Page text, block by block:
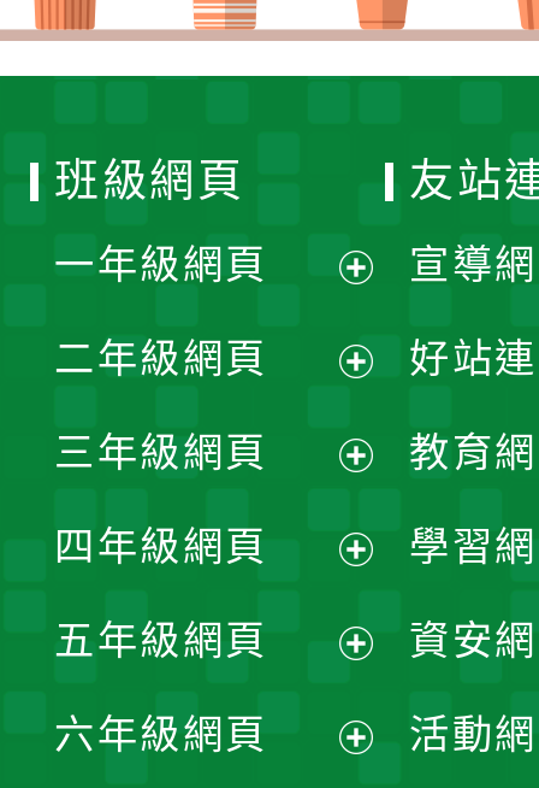
班級網頁
一年級網頁
開
選
單
二年級網頁
開
選
單
三年級網頁
開
選
單
四年級網頁
開
選
五年級網頁
開
六年級網頁
友站
宣導
好站
教育
學習
資安
活動